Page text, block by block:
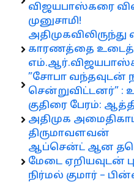
விஜயபாஸ்கரை
முனுசாமி!
காரணத்தை
”சோபா வந்தவுடன்
சென்றுவிட்டனர்” :
குதிரை பேரம்:
அதிமுக
திருமாவளவன்
ஆப்சென்ட் ஆன
மேடை ஏறியவுடன்
நிர்மல் குமார் –